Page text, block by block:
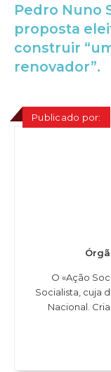
Pedro Nuno
proposta
construir
renovador”.
Publicado por:
O «Ação
Socialista, cuja
Nacional.